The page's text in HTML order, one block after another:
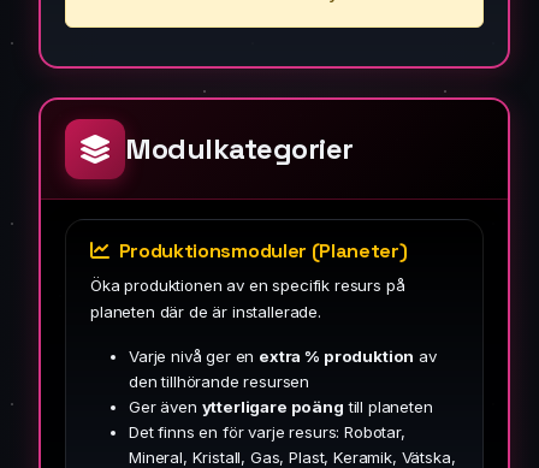
Modulkategorier
Produktionsmoduler (Planeter)
Öka produktionen av en specifik resurs på
planeten där de är installerade.
Varje nivå ger en extra % produktion av
den tillhörande resursen
Ger även ytterligare poäng till planeten
Det finns en för varje resurs: Robotar,
Mineral, Kristall, Gas, Plast, Keramik, Vätska,